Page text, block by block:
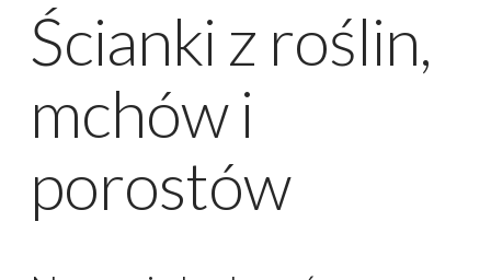
Ścianki z roślin,
mchów i
porostów